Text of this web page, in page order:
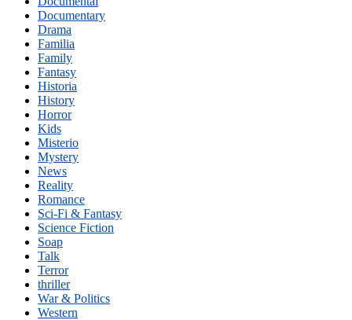
Documentary
Drama
Familia
Family
Fantasy
Historia
History
Horror
Kids
Misterio
Mystery
News
Reality
Romance
Sci-Fi & Fantasy
Science Fiction
Soap
Talk
Terror
thriller
War & Politics
Western